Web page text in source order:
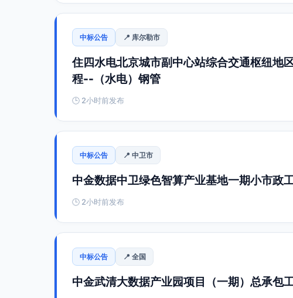
中标公告 📍 库尔勒市
住四水电北京城市副中心站综合交通枢纽
程--（水电）钢管
🕒 2小时前发布
中标公告 📍 中卫市
中金数据中卫绿色智算产业基地一期小市政
🕒 2小时前发布
中标公告 📍 全国
中金武清大数据产业园项目（一期）总承